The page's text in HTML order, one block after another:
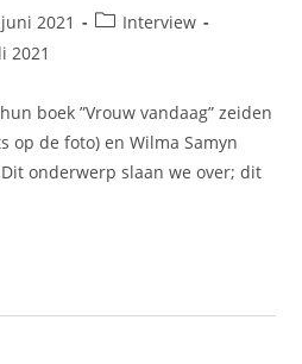
2021
Interview
2021
boek ”Vrouw vandaag” zeiden
op de foto) en Wilma Samyn
onderwerp slaan we over; dit